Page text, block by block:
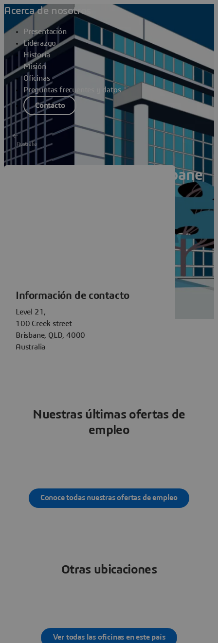
Acerca de nosotros
Presentación
Liderazgo
Historia
Misión
Oficinas
Preguntas frecuentes y datos
Contacto
Australia
Dassault Systèmes Brisbane
Información de contacto
Level 21,
100 Creek street
Brisbane, QLD, 4000
Australia
Nuestras últimas ofertas de
empleo
Conoce todas nuestras ofertas de empleo
Otras ubicaciones
Ver todas las oficinas en este país